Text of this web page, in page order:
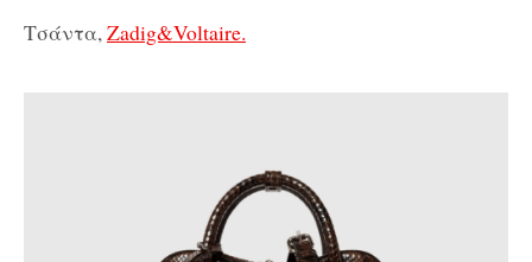
Τσάντα,Zadig&Voltaire.